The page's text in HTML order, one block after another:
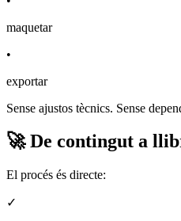
maquetar
•
exportar
Sense ajustos tècnics. Sense
🚀 De contingut a
El procés és directe:
✓